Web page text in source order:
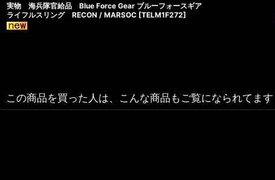
実物 海兵隊官給品 Blue Force Gear ブルーフォースギア
ライフルスリング RECON / MARSOC [TELM1F272]
この商品を買った人は、こんな商品もご覧になられてます